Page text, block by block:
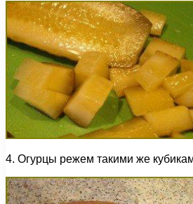
4. Огурцы режем такими же